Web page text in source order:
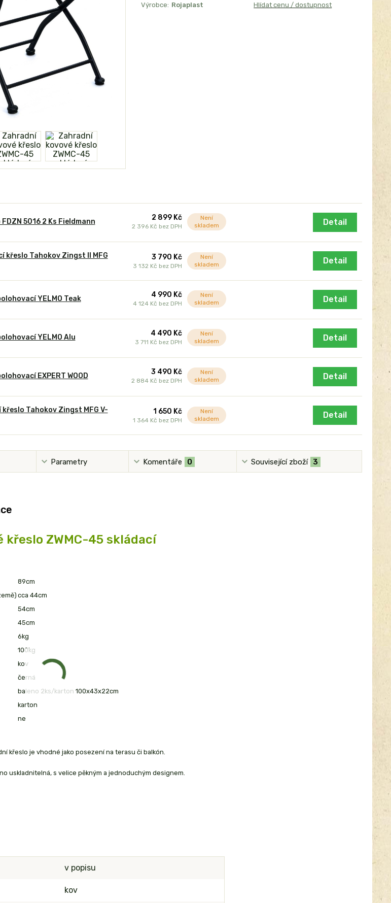
Výrobce: Rojaplast Hlídat cenu / dostupnost
5016 2 Ks Fieldmann 2 899 Kč
2 396 Kč bez DPH
Není
skladem
Detail
křeslo Tahokov Zingst II MFG
3 790 Kč
3 132 Kč bez DPH
Není
skladem
Detail
YELMO Teak 4 990 Kč
4 124 Kč bez DPH
Není
skladem
Detail
YELMO Alu 4 490 Kč
3 711 Kč bez DPH
Není
skladem
Detail
EXPERT WOOD 3 490 Kč
2 884 Kč bez DPH
Není
skladem
Detail
Tahokov Zingst MFG V-
1 650 Kč
1 364 Kč bez DPH
Není
skladem
Detail
Parametry Komentáře 0 Související zboží 3
křeslo ZWMC-45 skládací
89cm
cca 44cm
54cm
45cm
6kg
100kg
kov
černá
baleno 2ks/karton 100x43x22cm
karton
ne
křeslo je vhodné jako posezení na terasu či balkón.
uskladnitelná, s velice pěkným a jednoduchým designem.
v popisu
kov